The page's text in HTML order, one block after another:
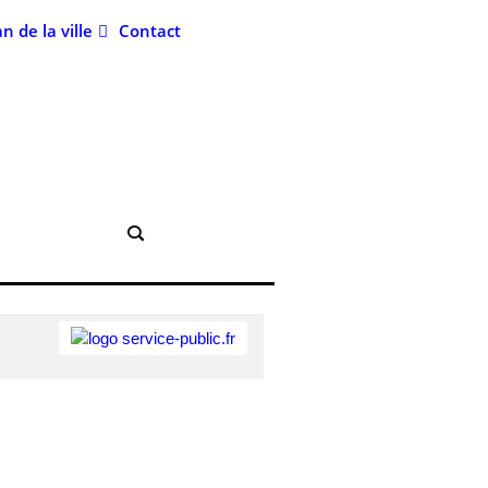
de la ville Contact